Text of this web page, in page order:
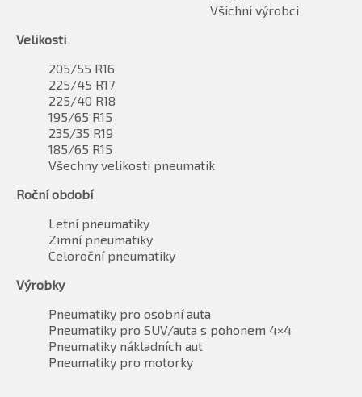
Všichni výrobci
Velikosti
205/55 R16
225/45 R17
225/40 R18
195/65 R15
235/35 R19
185/65 R15
Všechny velikosti pneumatik
Roční období
Letní pneumatiky
Zimní pneumatiky
Celoroční pneumatiky
Výrobky
Pneumatiky pro osobní auta
Pneumatiky pro SUV/auta s pohonem 4×4
Pneumatiky nákladních aut
Pneumatiky pro motorky